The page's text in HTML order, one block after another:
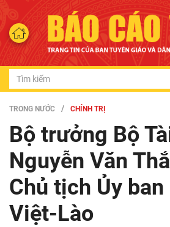
TRONG NƯỚC CHÍNH TRỊ
Bộ trưởng Bộ
Nguyễn Văn
Chủ tịch Ủy
Việt-Lào